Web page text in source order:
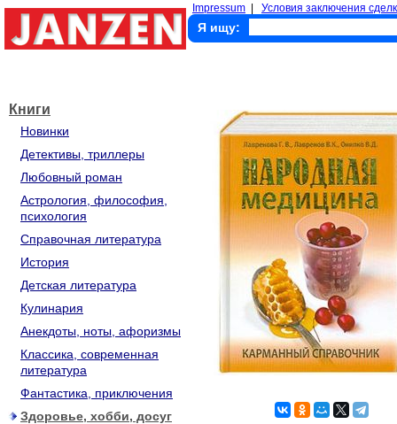
Impressum Условия заключения
Я ищу:
Книги
Новинки
Детективы, триллеры
Любовный роман
Астрология, философия,
психология
Справочная литература
История
Детская литература
Кулинария
Анекдоты, ноты, афоризмы
Классика, современная
литература
Фантастика, приключения
Здоровье, хобби, досуг